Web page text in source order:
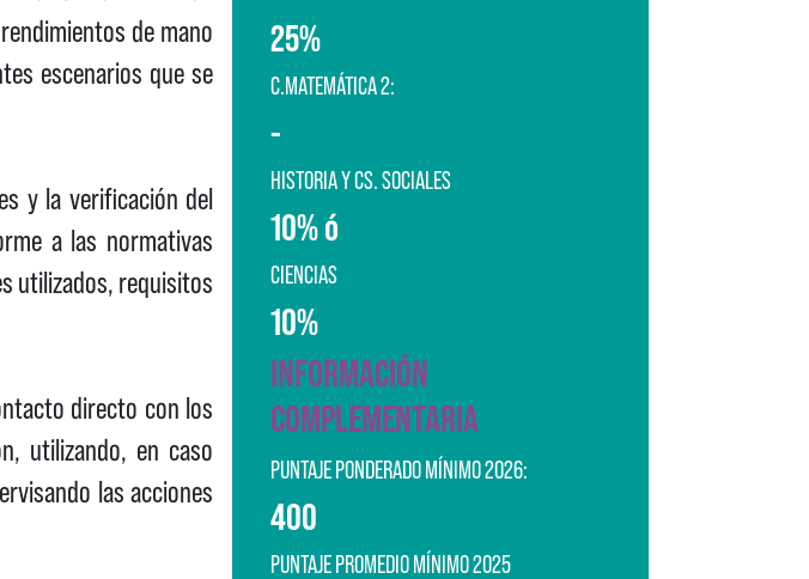
de mano
escenarios que se
y la verificación del
a las normativas
utilizados, requisitos
directo con los
utilizando, en caso
las acciones
25%
C.MATEMÁTICA 2:
-
HISTORIA Y CS. SOCIALES
10% ó
CIENCIAS
10%
INFORMACIÓN
COMPLEMENTARIA
PUNTAJE PONDERADO MÍNIMO 2026:
400
PUNTAJE PROMEDIO MÍNIMO 2025